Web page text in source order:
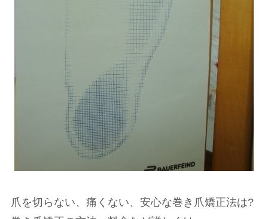
爪を切らない、痛くない、安心な巻き爪矯正法は?